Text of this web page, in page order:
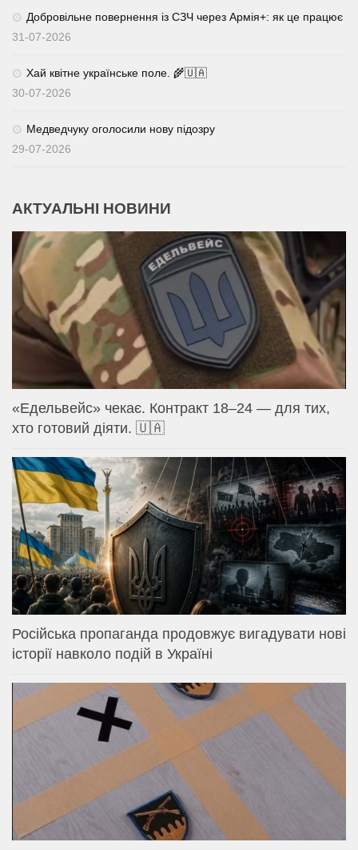
Добровільне повернення із СЗЧ через Армія+: як це працює
31-07-2026
Хай квітне українське поле. 🌾🇺🇦
30-07-2026
Медведчуку оголосили нову підозру
29-07-2026
АКТУАЛЬНІ НОВИНИ
«Едельвейс» чекає. Контракт 18–24 — для тих,
хто готовий діяти. 🇺🇦
Російська пропаганда продовжує вигадувати нові
історії навколо подій в Україні